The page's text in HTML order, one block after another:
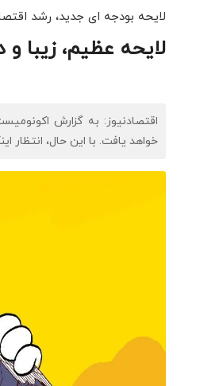
لایحه بودجه ای جدید، رشد
لایحه عظیم، زیبا و
خواهد یافت. با این حال، انتظار